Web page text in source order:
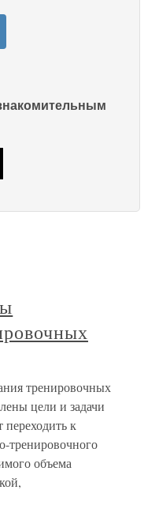
тренировочных
цели и задачи
переходить к
тренировочного
объема